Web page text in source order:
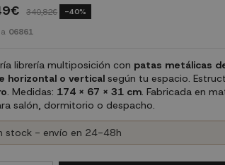
340,82€ -40%
06861
librería multiposición con patas metálicas
horizontal o verticalsegún tu espacio.
. Medidas: 174 x 67 x 31 cm. Fabricada en
salón, dormitorio o despacho.
stock - envío en 24-48h